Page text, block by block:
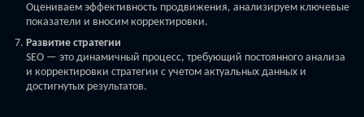
Оцениваем эффективность продвижения, анализируем ключевые
показатели и вносим корректировки.
Развитие стратегии
SEO — это динамичный процесс, требующий постоянного анализа
и корректировки стратегии с учетом актуальных данных и
достигнутых результатов.